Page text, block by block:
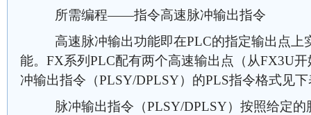
所需编程——指令高速脉冲输出指令
高速脉冲输出功能即在PLC的指定输出点上
能。FX系列PLC配有两个高速输出点（从FX3U
冲输出指令（PLSY/DPLSY）的PLS指令格式见
脉冲输出指令（PLSY/DPLSY）按照给定的